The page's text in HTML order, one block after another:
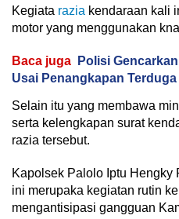
Kegiata razia kendaraan kali
motor yang menggunakan
Baca juga
Polisi
Usai Penangkapan Terduga
Selain itu yang membawa
serta kelengkapan surat
razia tersebut.
Kapolsek Palolo Iptu Hengky
ini merupaka kegiatan rutin
mengantisipasi gangguan